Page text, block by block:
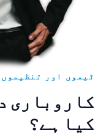
ٹیموں اور
کاروباری
کیا ہے؟